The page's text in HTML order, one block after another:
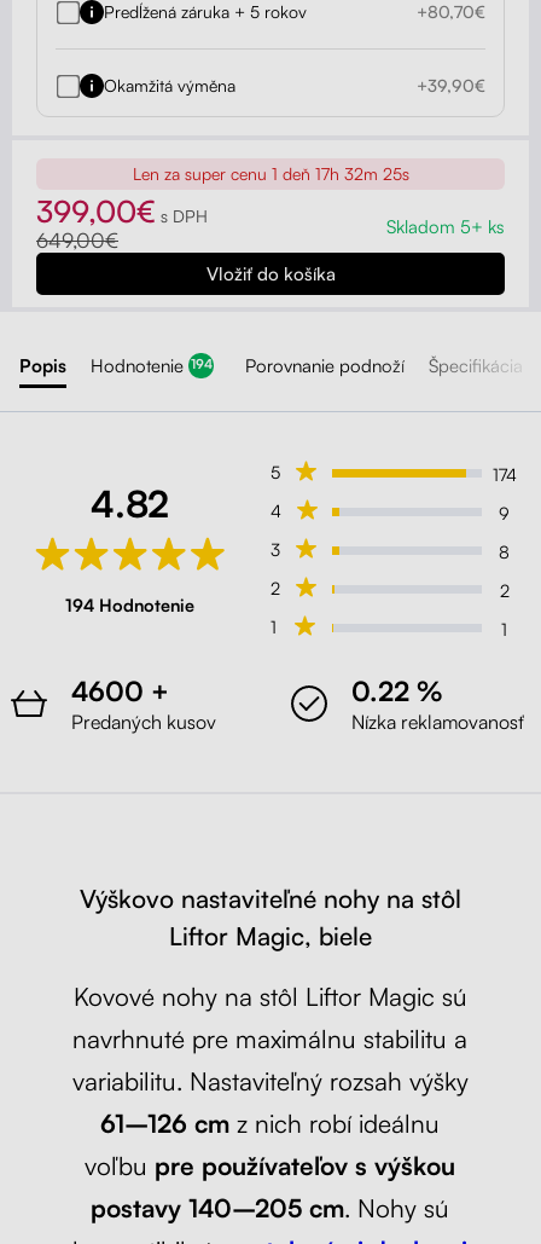
Predĺžená záruka + 5 rokov +80,70€
Okamžitá výměna +39,90€
Len za super cenu 1 deň 17h 32m 24s
399,00€ s DPH
649,00€
Skladom 5+ ks
Popis Hodnotenie 194 Porovnanie podnoží Špecifikácia
4.82
194 Hodnotenie
5
174
4
9
3
8
2
2
1
1
4600 +
Predaných kusov
0.22 %
Nízka reklamovanosť
Výškovo nastaviteľné nohy na stôl
Liftor Magic, biele
Kovové nohy na stôl Liftor Magic sú
navrhnuté pre maximálnu stabilitu a
variabilitu. Nastaviteľný rozsah výšky
61–126 cm z nich robí ideálnu
voľbu pre používateľov s výškou
postavy 140–205 cm. Nohy sú